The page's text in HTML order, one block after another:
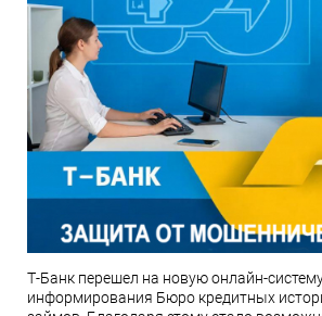
Т-Банк перешел на новую онлайн-
информирования Бюро кредитных